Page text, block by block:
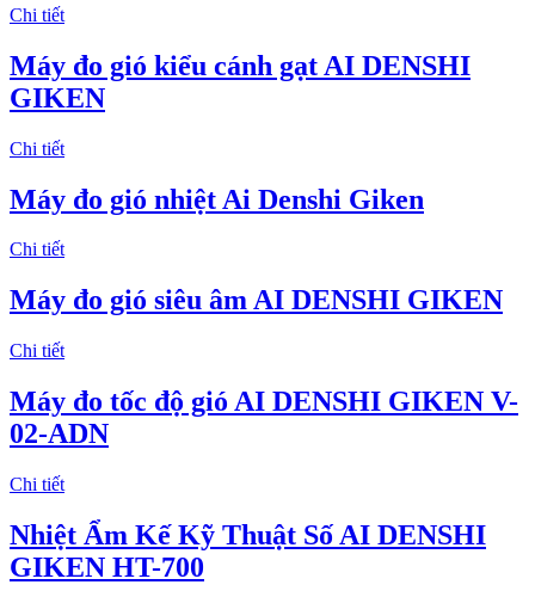
Chi tiết
Máy đo gió kiểu cánh gạt AI DENSHI
GIKEN
Chi tiết
Máy đo gió nhiệt Ai Denshi Giken
Chi tiết
Máy đo gió siêu âm AI DENSHI GIKEN
Chi tiết
Máy đo tốc độ gió AI DENSHI GIKEN V-
02-ADN
Chi tiết
Nhiệt Ẩm Kế Kỹ Thuật Số AI DENSHI
GIKEN HT-700